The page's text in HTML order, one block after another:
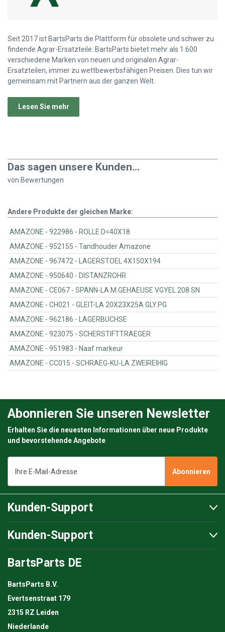
Seit 2017 ist BartsParts die Plattform für obsolete und schwer zu
findende Agrar-Ersatzteile. BartsParts bietet mehr als 1.600
verschiedene Marken von neuen und originalen Agrar-
Ersatzteilen, immer zu wettbewerbsfähigen Preisen. Dies tun wir
gemeinsam mit Partnern aus der ganzen Welt.
Lesen Sie mehr
Das sagen unsere Kunden...
von Bewertungen
Andere Produkte der gleichen Marke:
AMAZONE - 922986 - ROLLE D=40X18
AMAZONE - 952155 - Tandhouder Amazone
AMAZONE - 967472 - LAGERSTOEL 4X150X194
AMAZONE - 950640 - DISTANZROHR
AMAZONE - CE067 - SPANN-LA M.GEHAEUSE VGYEL 208 SN
AMAZONE - CH021 - GLEIT-LA 20X23X25A GLY.PG
AMAZONE - 962186 - LAGERBUCHSE
AMAZONE - 923075 - SCHERSTIFTTRAEGER
AMAZONE - 951983 - Naaf markeur
AMAZONE - CC015 - SCHRAEG-KU-LA ZWEIREIHIG
Abonnieren Sie unseren Newsletter
Erhalten Sie die neuesten Informationen über neue Produkte
und bevorstehende Angebote
Mail-
Adresse
Kunden-Support
Kunden-Support
BartsParts DE
BartsParts B.V.
Evertsenstraat 179
2315 RZ Leiden
Niederlande